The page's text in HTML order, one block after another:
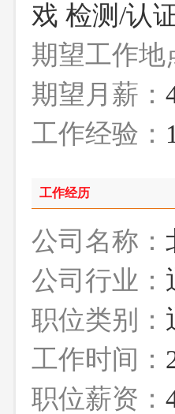
戏 检测/认
期望工作地
期望月薪：
工作经验：
工作经历
公司名称：
公司行业：
职位类别：
工作时间：
职位薪资：